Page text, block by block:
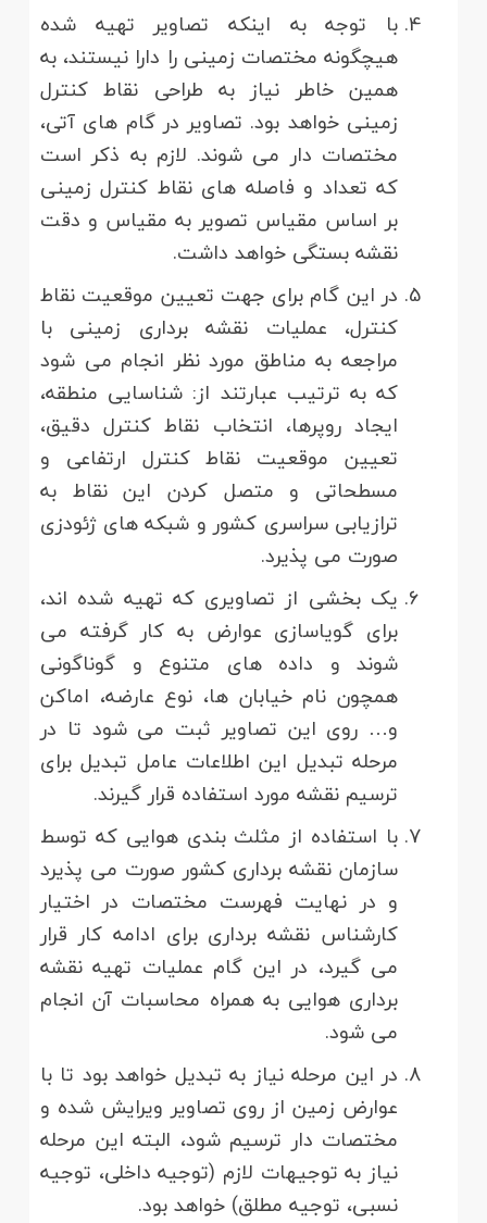
با توجه به اینکه تصاویر تهیه شده
هیچگونه مختصات زمینی را دارا نیستند، به
همین خاطر نیاز به طراحی نقاط کنترل
زمینی خواهد بود. تصاویر در گام های آتی،
مختصات دار می شوند. لازم به ذکر است
که تعداد و فاصله های نقاط کنترل زمینی
بر اساس مقیاس تصویر به مقیاس و دقت
نقشه بستگی خواهد داشت.
در این گام برای جهت تعیین موقعیت نقاط
کنترل، عملیات نقشه برداری زمینی با
مراجعه به مناطق مورد نظر انجام می شود
که به ترتیب عبارتند از: شناسایی منطقه،
ایجاد روپرها، انتخاب نقاط کنترل دقیق،
تعیین موقعیت نقاط کنترل ارتفاعی و
مسطحاتی و متصل کردن این نقاط به
ترازیابی سراسری کشور و شبکه های ژئودزی
صورت می پذیرد.
یک بخشی از تصاویری که تهیه شده اند،
برای گویاسازی عوارض به کار گرفته می
شوند و داده های متنوع و گوناگونی
همچون نام خیابان ها، نوع عارضه، اماکن
و… روی این تصاویر ثبت می شود تا در
مرحله تبدیل این اطلاعات عامل تبدیل برای
ترسیم نقشه مورد استفاده قرار گیرند.
با استفاده از مثلث بندی هوایی که توسط
سازمان نقشه برداری کشور صورت می پذیرد
و در نهایت فهرست مختصات در اختیار
کارشناس نقشه برداری برای ادامه کار قرار
می گیرد، در این گام عملیات تهیه نقشه
برداری هوایی به همراه محاسبات آن انجام
می شود.
در این مرحله نیاز به تبدیل خواهد بود تا با
عوارض زمین از روی تصاویر ویرایش شده و
مختصات دار ترسیم شود، البته این مرحله
نیاز به توجیهات لازم (توجیه داخلی، توجیه
نسبی، توجیه مطلق) خواهد بود.